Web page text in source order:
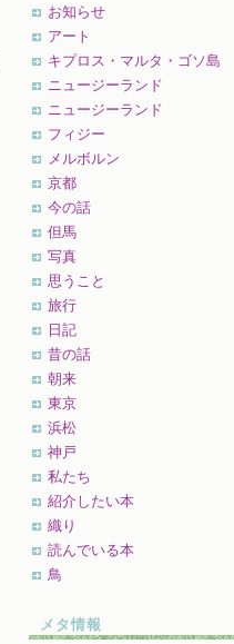
ブ お知らせ
アート
キプロス・マルタ・ゴソ島
ニュージーランド
ニュージーランド
フィジー
メルボルン
京都
今の話
但馬
写真
思うこと
旅行
日記
昔の話
朝来
東京
浜松
神戸
私たち
紹介したい本
織り
読んでいる本
鳥
メタ情報